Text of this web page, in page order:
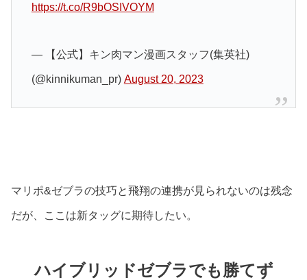
https://t.co/R9bOSIVOYM
— 【公式】キン肉マン漫画スタッフ(集英社)
(@kinnikuman_pr) August 20, 2023
マリポ&ゼブラの技巧と飛翔の連携が見られないのは残念
だが、ここは新タッグに期待したい。
ハイブリッドゼブラでも勝てず